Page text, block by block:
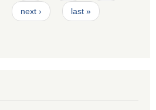
next › last »